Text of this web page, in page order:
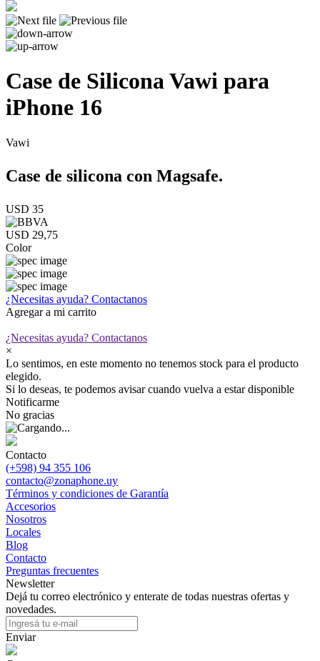
Case de Silicona Vawi para
iPhone 16
Vawi
Case de silicona con Magsafe.
USD 35
USD 29,75
Color
¿Necesitas ayuda? Contactanos
Agregar a mi carrito
¿Necesitas ayuda? Contactanos
×
Lo sentimos, en este momento no tenemos stock para el producto
elegido.
Si lo deseas, te podemos avisar cuando vuelva a estar disponible
Notificarme
No gracias
Contacto
(+598) 94 355 106
contacto@zonaphone.uy
Términos y condiciones de Garantía
Accesorios
Nosotros
Locales
Blog
Contacto
Preguntas frecuentes
Newsletter
Dejá tu correo electrónico y enterate de todas nuestras ofertas y
novedades.
Enviar